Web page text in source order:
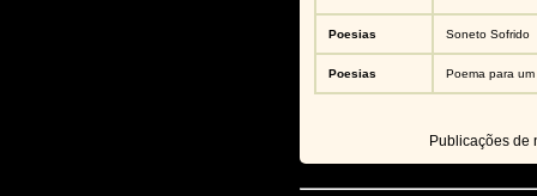
Poesias Soneto Sofrido
Poesias Poema para um
Publicações de